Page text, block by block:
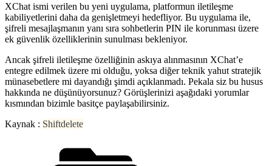
XChat ismi verilen bu yeni uygulama, platformun iletileşme
kabiliyetlerini daha da genişletmeyi hedefliyor. Bu uygulama ile,
şifreli mesajlaşmanın yanı sıra sohbetlerin PIN ile korunması üzere
ek güvenlik özelliklerinin sunulması bekleniyor.
Ancak şifreli iletileşme özelliğinin askıya alınmasının XChat’e
entegre edilmek üzere mi olduğu, yoksa diğer teknik yahut stratejik
münasebetlere mi dayandığı şimdi açıklanmadı. Pekala siz bu husus
hakkında ne düşünüyorsunuz? Görüşlerinizi aşağıdaki yorumlar
kısmından bizimle basitçe paylaşabilirsiniz.
Kaynak : Shiftdelete